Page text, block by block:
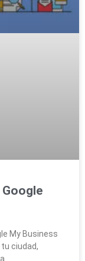
My Business
ciudad,